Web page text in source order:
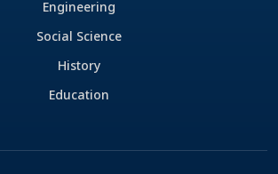
Engineering
Social Science
History
Education